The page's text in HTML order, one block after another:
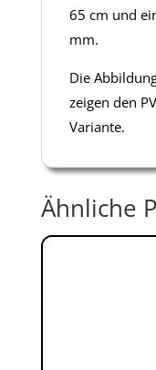
65 cm und
mm.
Die
zeigen den
Variante.
Ähnliche